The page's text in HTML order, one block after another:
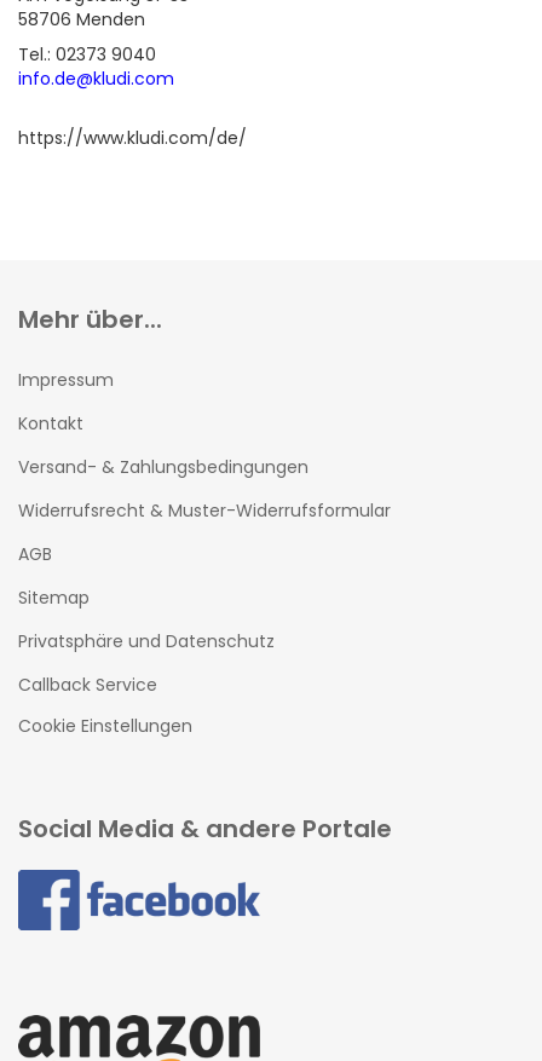
58706 Menden
Tel.: 02373 9040
info.de@kludi.com
https://www.kludi.com/de/
Mehr über...
Impressum
Kontakt
Versand- & Zahlungsbedingungen
Widerrufsrecht & Muster-Widerrufsformular
AGB
Sitemap
Privatsphäre und Datenschutz
Callback Service
Cookie Einstellungen
Social Media & andere Portale